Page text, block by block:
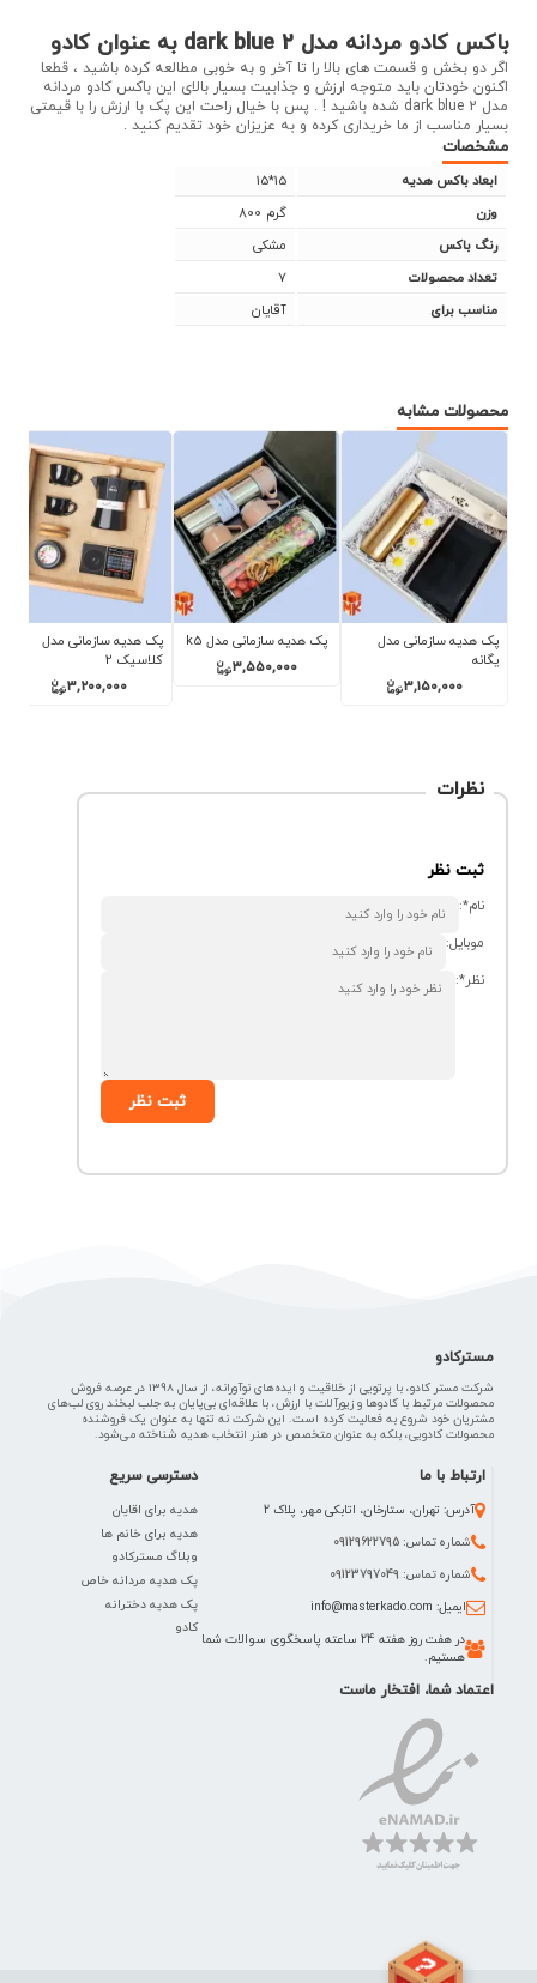
باکس کادو مردانه مدل dark blue 2 به عنوان کادو
اگر دو بخش و قسمت های بالا را تا آخر و به خوبی مطالعه کرده باشید ، قطعا
اکنون خودتان باید متوجه ارزش و جذابیت بسیار بالای این باکس کادو مردانه
مدل dark blue 2 شده باشید ! . پس با خیال راحت این پک با ارزش را با قیمتی
بسیار مناسب از ما خریداری کرده و به عزیزان خود تقدیم کنید .
مشخصات
15*15 ابعاد باکس هدیه
800 گرم وزن
مشکی رنگ باکس
7 تعداد محصولات
آقایان مناسب برای
محصولات مشابه
مدل پک هدیه سازمانی مدل بهار
پک هدیه سازمانی مدل
مس دم
پک هدیه
نظرات
ثبت نظر
نام*:
موبایل:
نظر*:
ثبت نظر
مسترکادو
شرکت مستر کادو، با پرتویی از خلاقیت و ایده‌های نوآورانه، از سال 1398 در عرصه فروش
محصولات مرتبط با کادوها و زیورآلات با ارزش، با علاقه‌ای بی‌پایان به جلب لبخند روی لب‌های
مشتریان خود شروع به فعالیت کرده است. این شرکت نه تنها به عنوان یک فروشنده
محصولات کادویی، بلکه به عنوان متخصص در هنر انتخاب هدیه شناخته می‌شود.
ارتباط با ما
آدرس: تهران، ستارخان، اتابکی مهر، پلاک 2
شماره تماس: 09129622795
شماره تماس: 09123797049
ایمیل: info@masterkado.com
در هفت روز هفته 24 ساعته پاسخگوی سوالات شما
هستیم.
دسترسی سریع
هدیه برای اقایان
هدیه برای خانم ها
وبلاگ مسترکادو
پک هدیه مردانه خاص
پک هدیه دخترانه
کادو
اعتماد شما، افتخار ماست